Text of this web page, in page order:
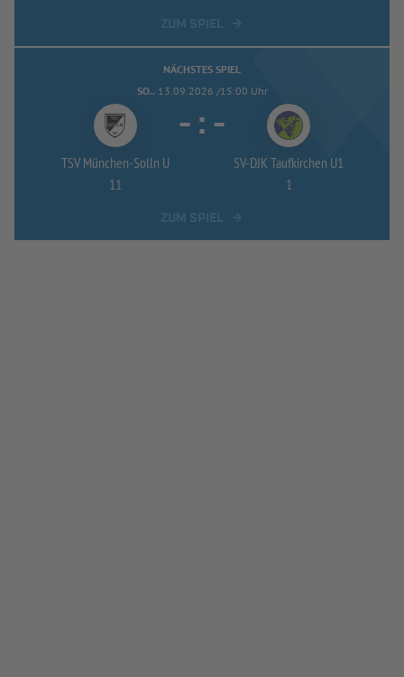
NÄCHSTES SPIEL
SO.. 13.09.2026 /15:00 Uhr
TSV München-Solln U
11
- : -
SV-DJK Taufkirchen U1
1